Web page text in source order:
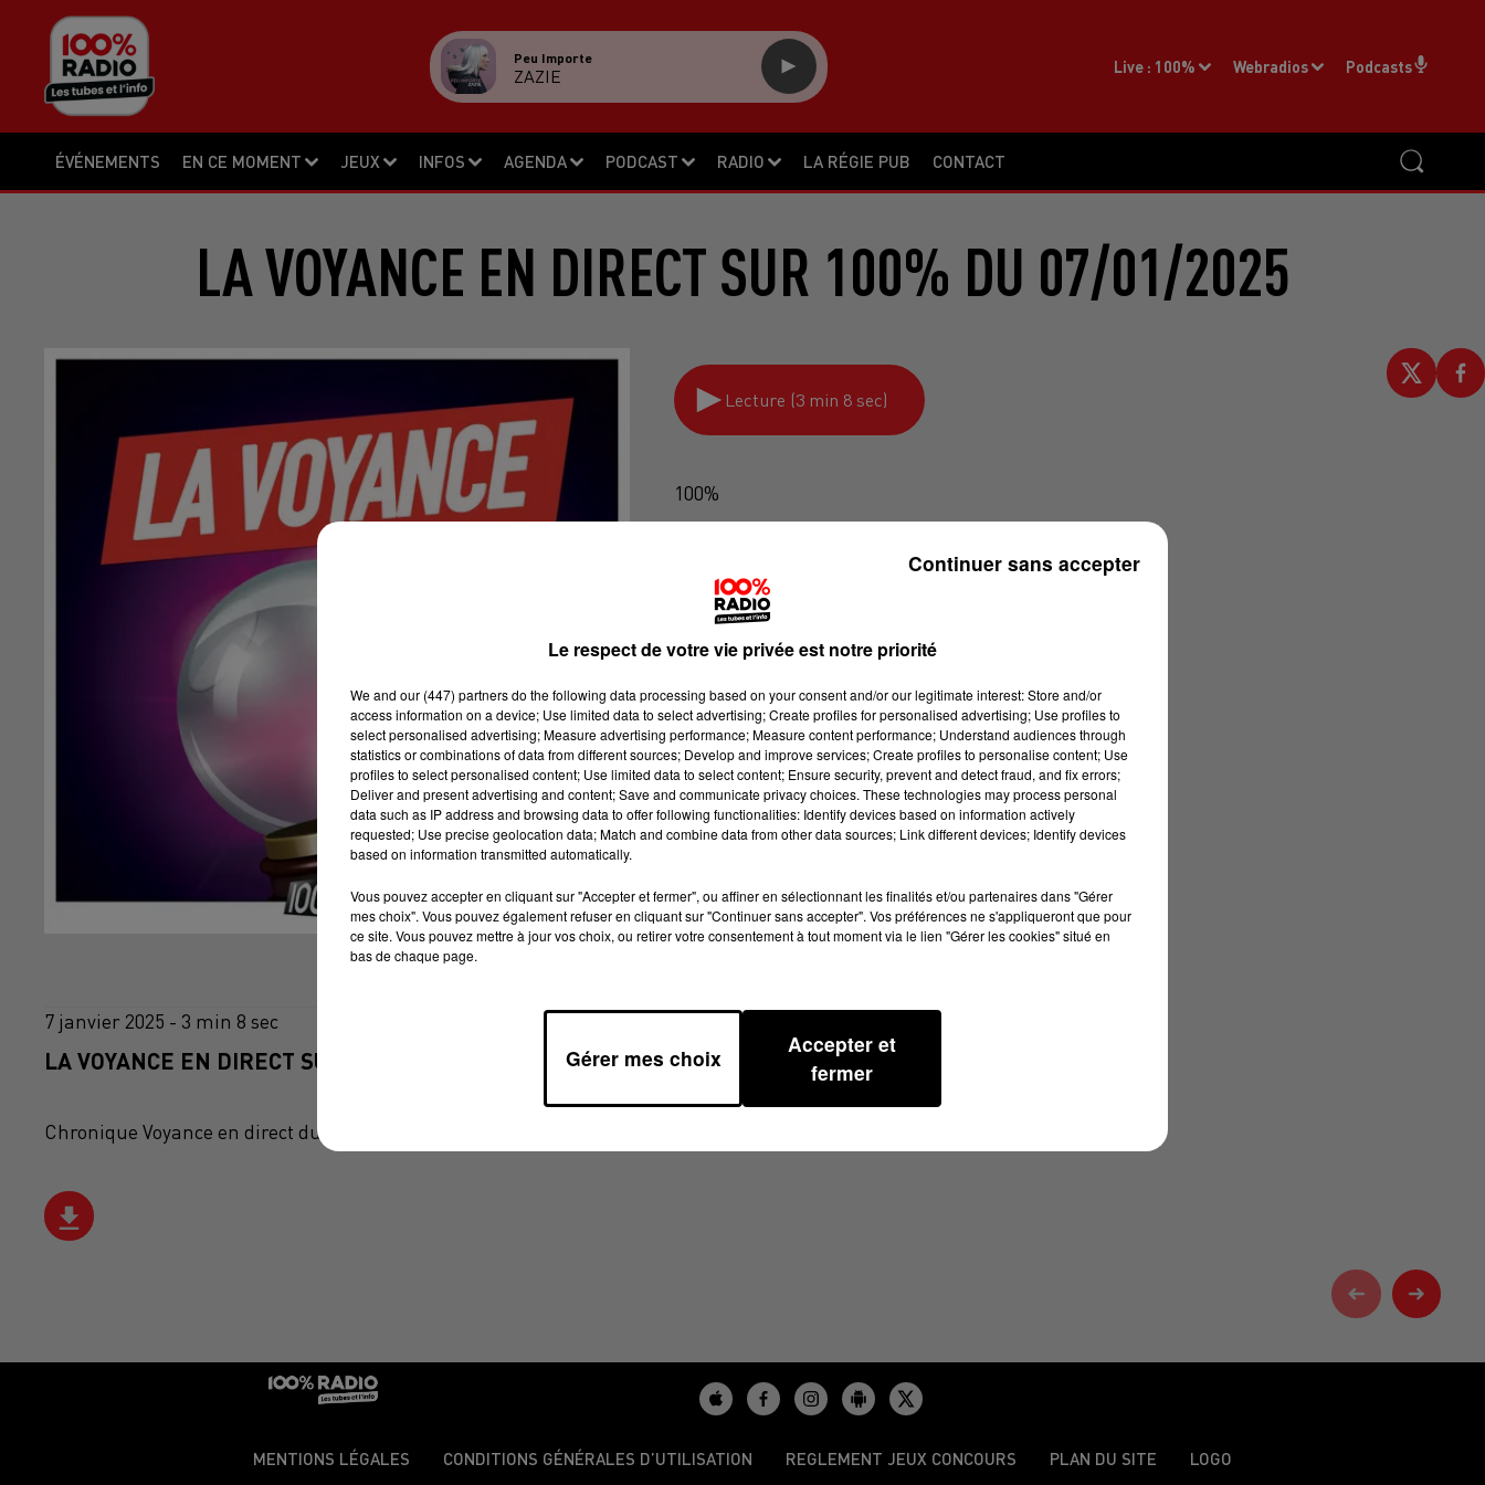
ÉVÉNEMENTS EN CE MOMENT JEUX INFOS AGENDA PODCAST RADIO LA RÉGIE PUB CONTACT
Live : 100% Webradios Podcasts
Peu Importe
ZAZIE
LA VOYANCE EN DIRECT SUR 100% DU 07/01/2025
Lecture (3 min 8 sec)
100%
7 janvier 2025 - 3 min 8 sec
LA VOYANCE EN DIRECT SUR 100% DU 07/01/2025
Chronique Voyance en direct du 10 13 du 07/01/2025
MENTIONS LÉGALES CONDITIONS GÉNÉRALES D’UTILISATION REGLEMENT JEUX CONCOURS PLAN DU SITE LOGO
Le respect de votre vie privée est notre priorité
We and our (447) partnersdo the following data processing based on your consent and/or our legitimate interest: Store and/or
access information on a device; Use limited data to select advertising; Create profiles for personalised advertising; Use profiles to
select personalised advertising; Measure advertising performance; Measure content performance; Understand audiences through
statistics or combinations of data from different sources; Develop and improve services; Create profiles to personalise content; Use
profiles to select personalised content; Use limited data to select content; Ensure security, prevent and detect fraud, and fix errors;
Deliver and present advertising and content; Save and communicate privacy choices. These technologies may process personal
data such as IP address and browsing data to offer following functionalities: Identify devices based on information actively
requested; Use precise geolocation data; Match and combine data from other data sources; Link different devices; Identify devices
based on information transmitted automatically.
Vous pouvez accepter en cliquant sur "Accepter et fermer", ou affiner en sélectionnant les finalités et/ou partenaires dans "Gérer
mes choix". Vous pouvez également refuser en cliquant sur "Continuer sans accepter". Vos préférences ne s'appliqueront que pour
ce site. Vous pouvez mettre à jour vos choix, ou retirer votre consentement à tout moment via le lien "Gérer les cookies" situé en
bas de chaque page.
Gérer mes choix
Accepter et
fermer
Continuer sans accepter